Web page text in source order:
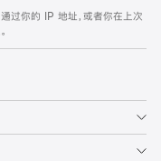
过你的 IP 地址，或者你在上次